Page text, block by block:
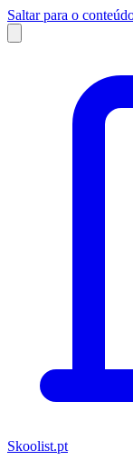
Saltar para o
Skoolist.pt